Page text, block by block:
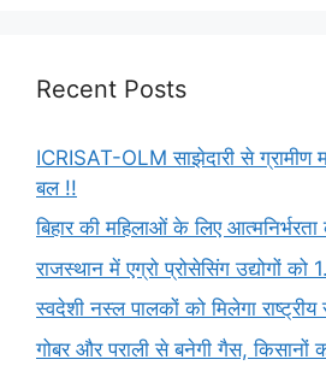
Recent Posts
ICRISAT-OLM साझेदारी से ग्रामीण
बल !!
बिहार की महिलाओं के लिए
राजस्थान में एग्रो प्रोसेसिंग उद्योगों
स्वदेशी नस्ल पालकों को मिलेगा राष्ट्रीय
गोबर और पराली से बनेगी गैस, किसानों